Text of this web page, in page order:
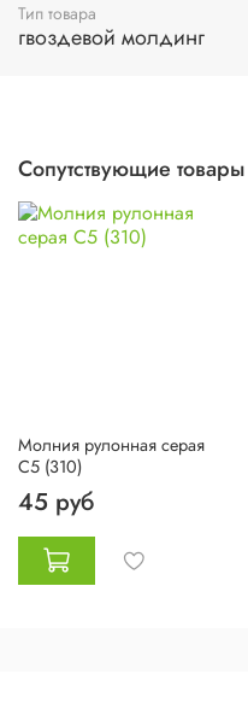
Тип товара
гвоздевой молдинг
Сопутствующие товары
Молния рулонная серая
C5 (310)
45 руб